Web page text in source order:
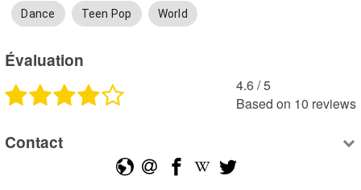
Dance Teen Pop World
Évaluation
4.6 /5
Based on 10 reviews
Contact